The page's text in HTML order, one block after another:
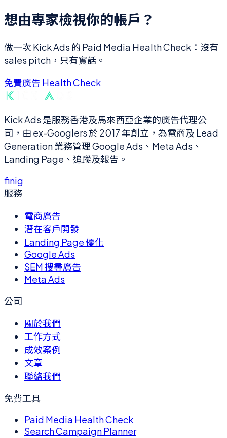
想由專家檢視你的帳戶？
做一次 Kick Ads 的 Paid Media Health Check：沒有
sales pitch，只有實話。
免費廣告 Health Check
Kick Ads 是服務香港及馬來西亞企業的廣告代理公
司，由 ex-Googlers 於 2017 年創立，為電商及 Lead
Generation 業務管理 Google Ads、Meta Ads、
Landing Page、追蹤及報告。
finig
服務
電商廣告
潛在客戶開發
Landing Page 優化
Google Ads
SEM 搜尋廣告
Meta Ads
公司
關於我們
工作方式
成效案例
文章
聯絡我們
免費工具
Paid Media Health Check
Search Campaign Planner